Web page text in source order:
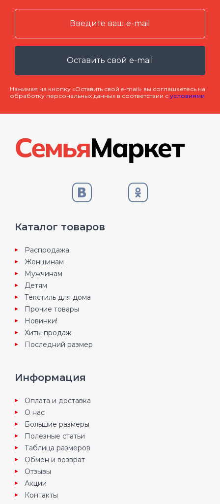
Оставить свой e-mail
Нажимая на кнопку «Оставить свой e-mail» вы соглашаетесь на
обработку персональных данных в соответствии с условиями
Каталог товаров
Распродажа
Женщинам
Мужчинам
Детям
Текстиль для дома
Прочие товары
Новинки!
Хиты продаж
Последний размер
Информация
Оплата и доставка
О нас
Большие размеры
Полезные статьи
Таблица размеров
Обмен и возврат
Отзывы
Акции
Контакты